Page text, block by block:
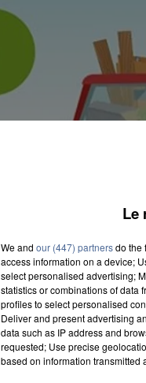
La
Le
We and our (447) partnersdo the
access information on a device;
select personalised advertising;
statistics or combinations of data
profiles to select personalised
Deliver and present advertising
data such as IP address and
requested; Use precise
based on information transmitted